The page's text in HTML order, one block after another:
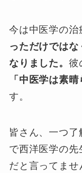
今は中医学の治
っただけではな
なりました。 彼
「中医学は素晴
す。
皆さん、一つ
で西洋医学の先
だと言ってま